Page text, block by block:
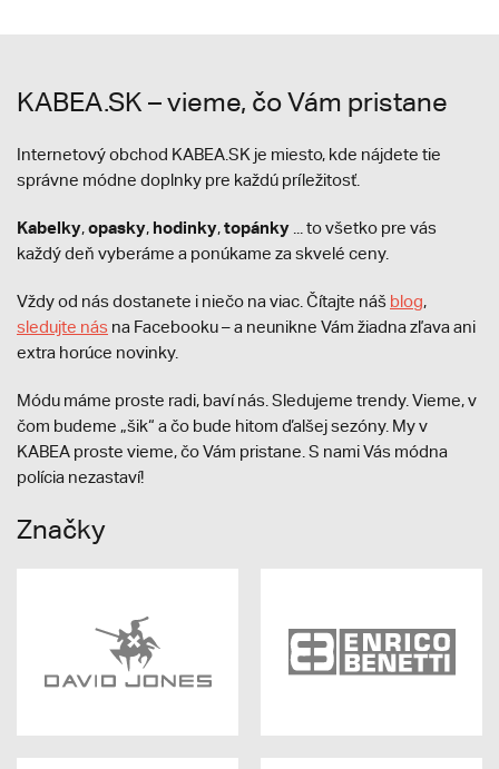
KABEA.SK – vieme, čo Vám pristane
Internetový obchod KABEA.SK je miesto, kde nájdete tie
správne módne doplnky pre každú príležitosť.
Kabelky,opasky, hodinky,topánky ... to všetko pre vás
každý deň vyberáme a ponúkame za skvelé ceny.
Vždy od nás dostanete i niečo na viac. Čítajte náš blog,
sledujte nás na Facebooku – a neunikne Vám žiadna zľava ani
extra horúce novinky.
Módu máme proste radi, baví nás. Sledujeme trendy. Vieme, v
čom budeme „šik“ a čo bude hitom ďalšej sezóny. My v
KABEA proste vieme, čo Vám pristane. S nami Vás módna
polícia nezastaví!
Značky